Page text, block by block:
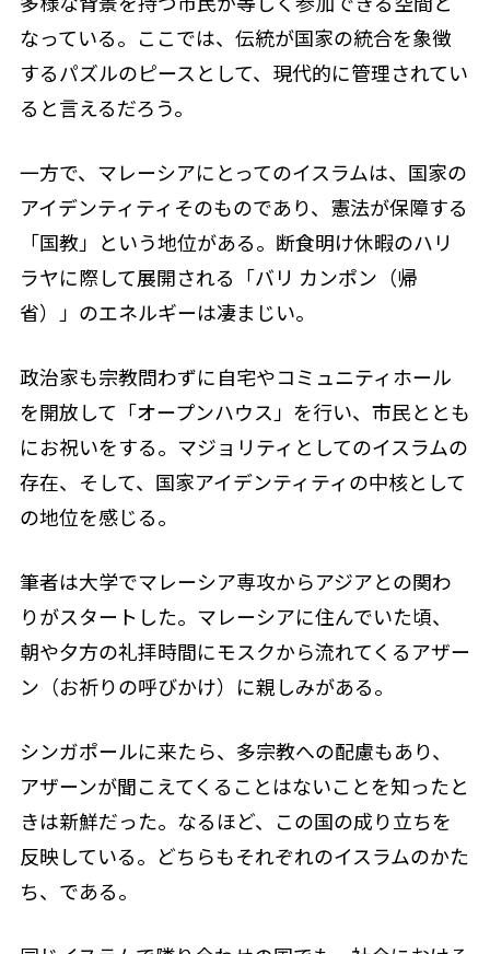
なっている。ここでは、伝統が国家の統合を象徴
するパズルのピースとして、現代的に管理されてい
ると言えるだろう。
一方で、マレーシアにとってのイスラムは、国家の
アイデンティティそのものであり、憲法が保障する
「国教」という地位がある。断食明け休暇のハリ
ラヤに際して展開される「バリ カンポン（帰
省）」のエネルギーは凄まじい。
政治家も宗教問わずに自宅やコミュニティホール
を開放して「オープンハウス」を行い、市民ととも
にお祝いをする。マジョリティとしてのイスラムの
存在、そして、国家アイデンティティの中核として
の地位を感じる。
筆者は大学でマレーシア専攻からアジアとの関わ
りがスタートした。マレーシアに住んでいた頃、
朝や夕方の礼拝時間にモスクから流れてくるアザー
ン（お祈りの呼びかけ）に親しみがある。
シンガポールに来たら、多宗教への配慮もあり、
アザーンが聞こえてくることはないことを知ったと
きは新鮮だった。なるほど、この国の成り立ちを
反映している。どちらもそれぞれのイスラムのかた
ち、である。